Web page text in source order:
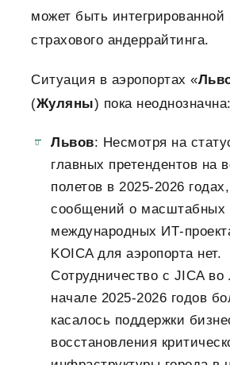
может быть
страхового андеррайтинга.
Ситуация в аэропортах «
(Жуляны) пока неоднозначна:
Львов: Несмотря на
главных претендентов на
полетов в 2025-2026
сообщений о масштабных
международных ИТ-
KOICA для аэропорта нет.
Сотрудничество с JICA во
начале 2025-2026 годов
касалось поддержки
восстановления